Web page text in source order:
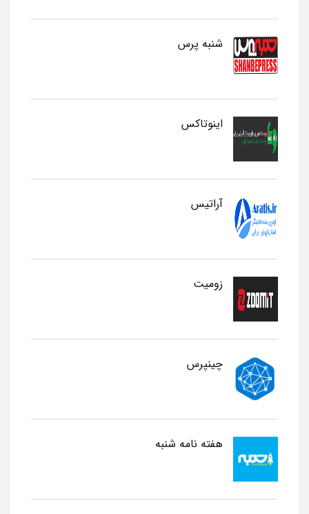
شنبه پرس
اینوتاکس
آراتیس
زومیت
چینپرس
هفته نامه شنبه